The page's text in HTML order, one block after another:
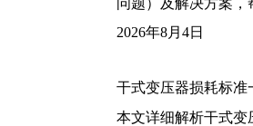
问题）及解决方案，
2026年8月4日
干式变压器损耗标准
本文详细解析干式变